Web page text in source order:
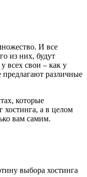
И все
из них, будут
всех свои – как у
предлагают различные
которые
хостинга, а в целом
вам самим.
выбора хостинга